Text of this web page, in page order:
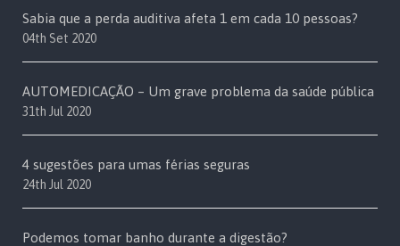
Sabia que a perda auditiva afeta 1 em cada 10 pessoas?
04th Set 2020
AUTOMEDICAÇÃO – Um grave problema da saúde pública
31th Jul 2020
4 sugestões para umas férias seguras
24th Jul 2020
Podemos tomar banho durante a digestão?